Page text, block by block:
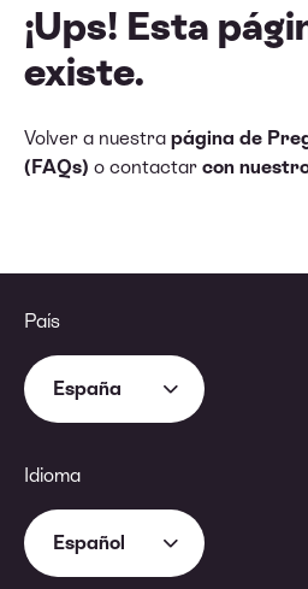
¡Ups! Esta
existe.
Volver a nuestra página de
(FAQs) o contactar con
País
España
Idioma
Español